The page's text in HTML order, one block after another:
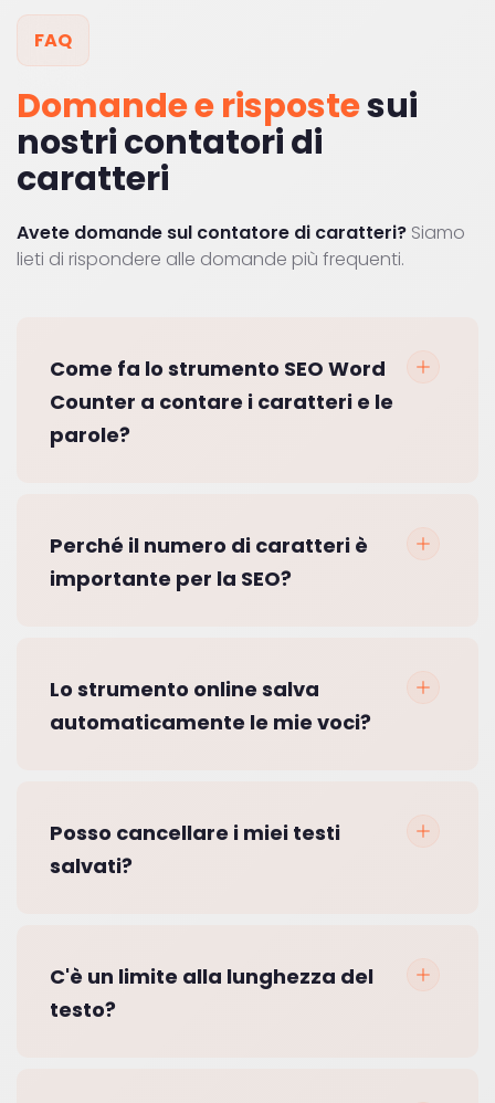
FAQ
Domande e rispostesui
nostri contatori di
caratteri
Avete domande sul contatore di caratteri? Siamo
lieti di rispondere alle domande più frequenti.
Come fa lo strumento SEO Word
Counter a contare i caratteri e le
parole?
Perché il numero di caratteri è
importante per la SEO?
Lo strumento online salva
automaticamente le mie voci?
Posso cancellare i miei testi
salvati?
C'è un limite alla lunghezza del
testo?